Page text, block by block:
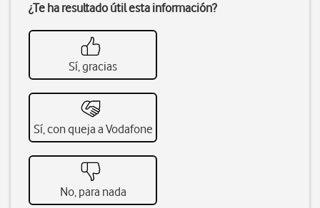
¿Te ha resultado útil esta información?
Sí, gracias
Sí, con queja a Vodafone
No, para nada